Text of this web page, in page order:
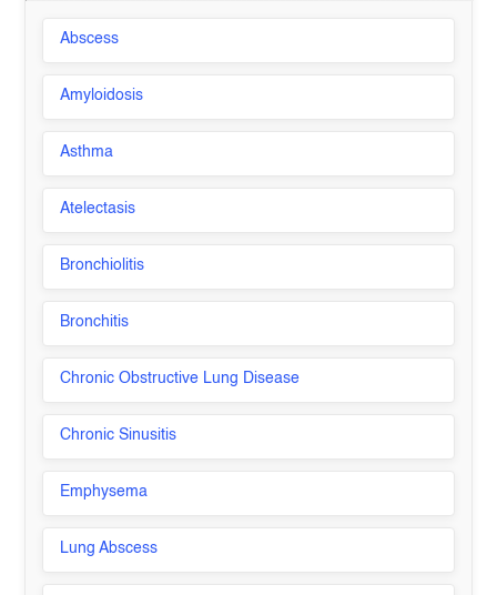
Abscess
Amyloidosis
Asthma
Atelectasis
Bronchiolitis
Bronchitis
Chronic Obstructive Lung Disease
Chronic Sinusitis
Emphysema
Lung Abscess